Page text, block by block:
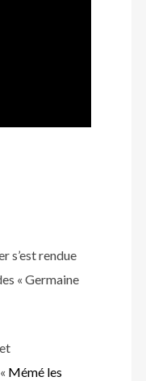
s’est rendue
« Germaine
Mémé les